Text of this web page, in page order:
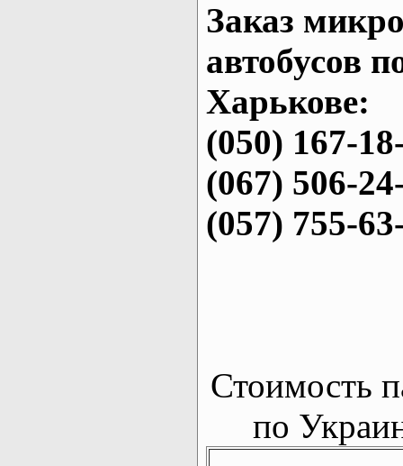
Заказ
автобусов
Харькове:
(050) 167-
(067) 506-
(057) 755-
Стоимость
по